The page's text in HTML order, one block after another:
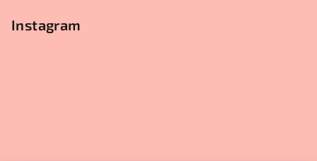
Instagram